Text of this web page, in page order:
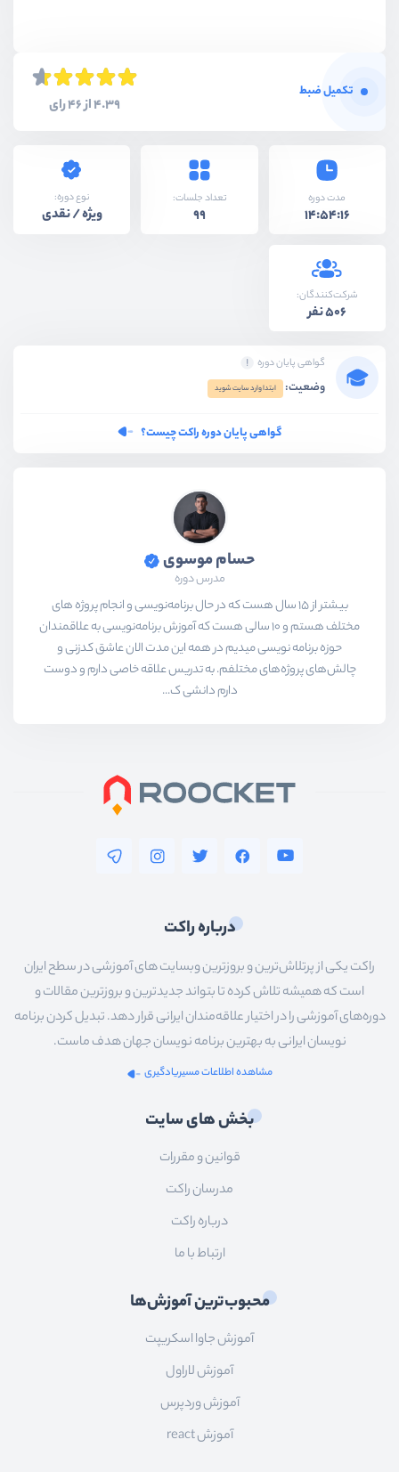
تکمیل ضبط
4.39 از 46 رای
مدت دوره
14:54:16
تعداد جلسات:
99
نوع دوره:
ویژه / نقدی
شرکت‌کنندگان:
506 نفر
گواهی پایان دوره
وضعیت: ابتدا وارد سایت شوید
گواهی پایان دوره راکت چیست؟
حسام موسوی
مدرس دوره
بیشتر از ۱۵ سال هست که در حال برنامه‌نویسی و انجام پروژه های
مختلف هستم و ۱۰ سالی هست که آموزش برنامه‌نویسی به علاقمندان
حوزه برنامه نویسی میدیم در همه این مدت الان عاشق کدزنی و
چالش‌های پروژه‌های مختلفم. به تدریس علاقه خاصی دارم و دوست
دارم دانشی ک...
درباره راکت
راکت یکی از پرتلاش‌ترین و بروزترین وبسایت های آموزشی در سطح ایران
است که همیشه تلاش کرده تا بتواند جدیدترین و بروزترین مقالات و
دوره‌های آموزشی را در اختیار علاقه‌مندان ایرانی قرار دهد. تبدیل کردن برنامه
نویسان ایرانی به بهترین برنامه نویسان جهان هدف ماست.
مشاهده اطلاعات مسیریادگیری
بخش های سایت
قوانین و مقررات
مدرسان راکت
درباره راکت
ارتباط با ما
محبوب‌ترین آموزش‌ها
آموزش جاوا اسکریپت
آموزش لاراول
آموزش وردپرس
آموزش react